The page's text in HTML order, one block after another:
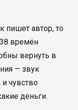
пишет автор, то
времён
вернуть в
— звук
и чувство
деньги.